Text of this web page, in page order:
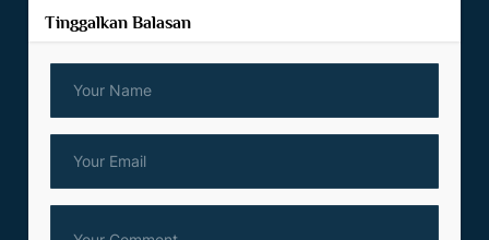
Tinggalkan Balasan